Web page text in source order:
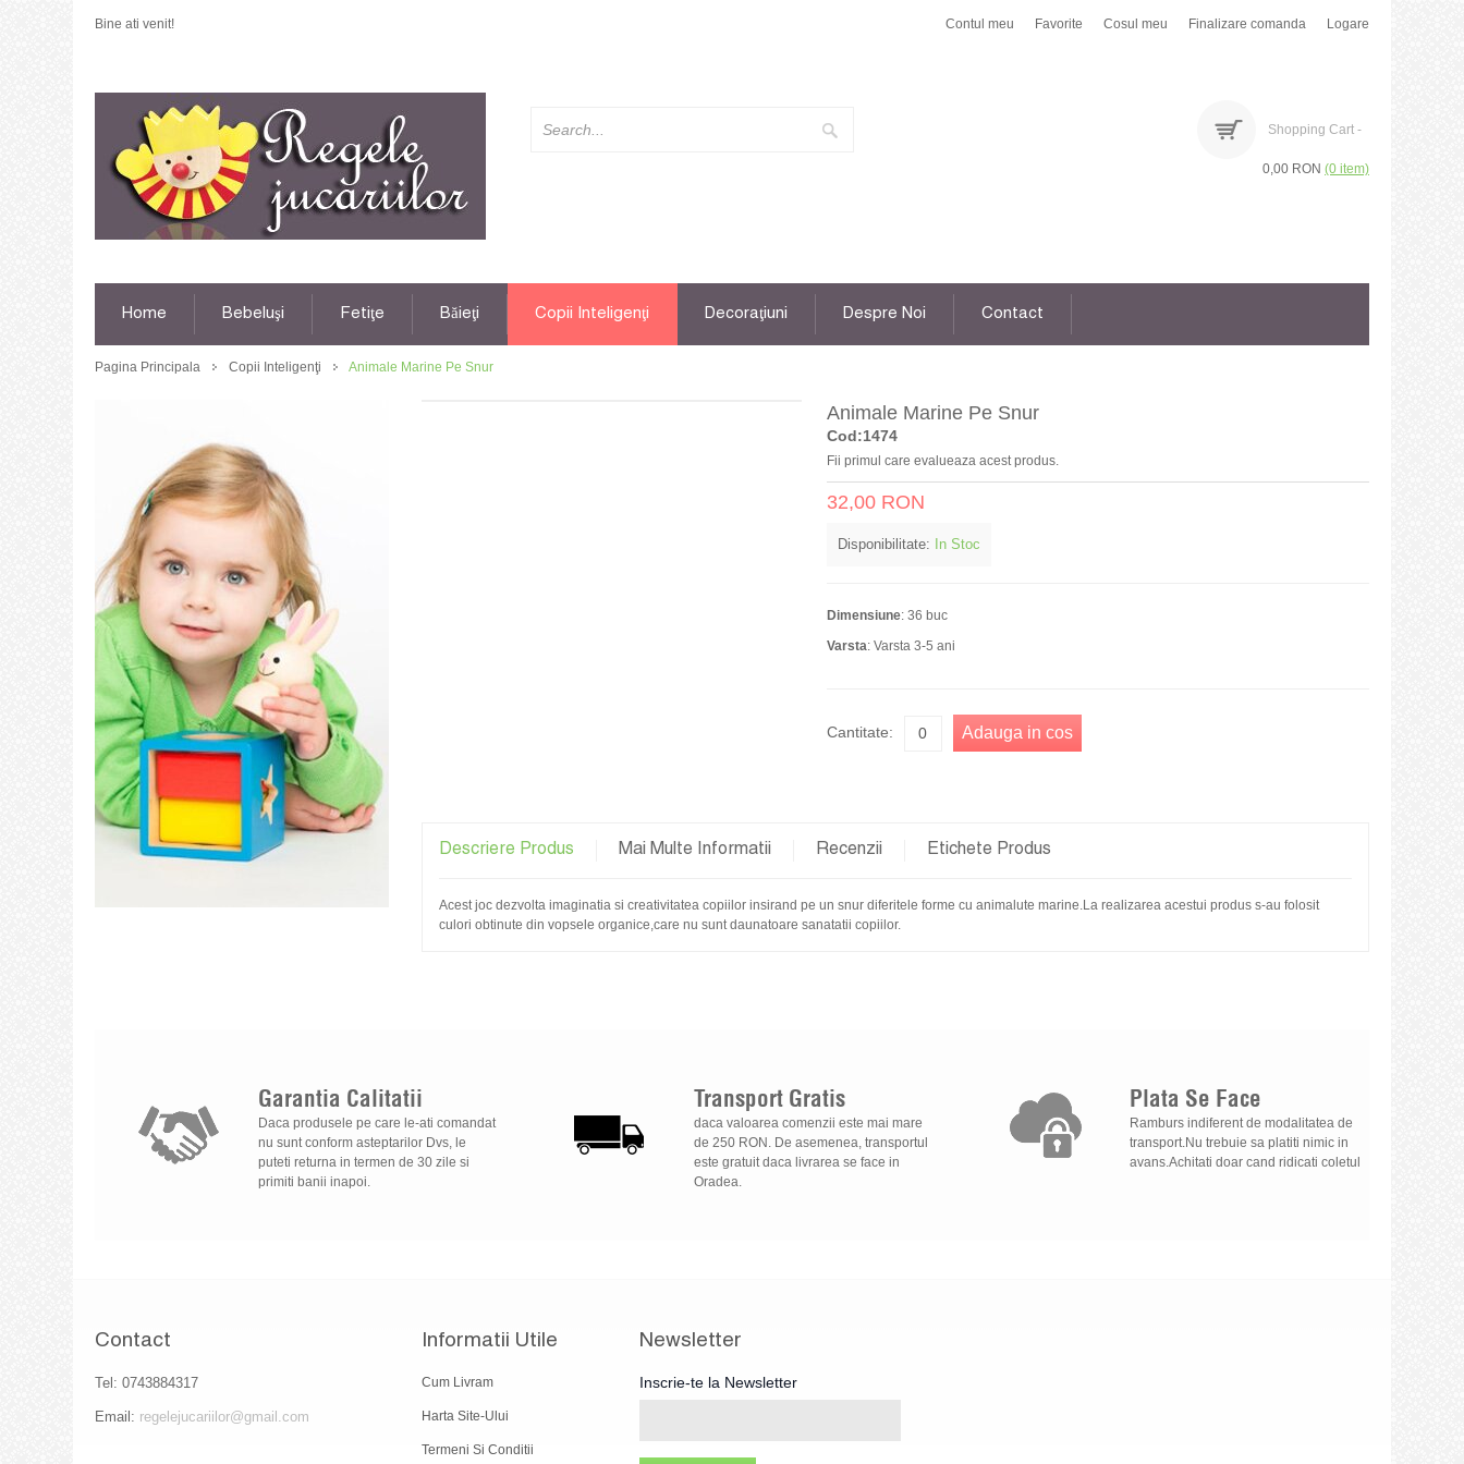
Bine ati venit! Contul meu Favorite Cosul meu Finalizare comanda Logare
Shopping Cart -
0,00 RON (0 item)
Home Bebeluşi Fetiţe Băieţi Copii Inteligenţi Decoraţiuni Despre Noi Contact
Pagina Principala Copii Inteligenţi Animale Marine Pe Snur
Animale Marine Pe Snur
Cod:1474
Fii primul care evalueaza acest produs.
32,00 RON
Disponibilitate: In Stoc
Dimensiune: 36 buc
Varsta: Varsta 3-5 ani
Cantitate: Adauga in cos
Descriere Produs Mai Multe Informatii Recenzii Etichete Produs
Acest joc dezvolta imaginatia si creativitatea copiilor insirand pe un snur diferitele forme cu animalute marine.La realizarea acestui produs s-au folosit
culori obtinute din vopsele organice,care nu sunt daunatoare sanatatii copiilor.
Garantia Calitatii
Daca produsele pe care le-ati comandat
nu sunt conform asteptarilor Dvs, le
puteti returna in termen de 30 zile si
primiti banii inapoi.
Transport Gratis
daca valoarea comenzii este mai mare
de 250 RON. De asemenea, transportul
este gratuit daca livrarea se face in
Oradea.
Plata Se Face
Ramburs indiferent de modalitatea de
transport.Nu trebuie sa platiti nimic in
avans.Achitati doar cand ridicati coletul
Contact
Tel: 0743884317
Email: regelejucariilor@gmail.com
Informatii Utile
Cum Livram
Harta Site-Ului
Termeni Si Conditii
Newsletter
Inscrie-te la Newsletter